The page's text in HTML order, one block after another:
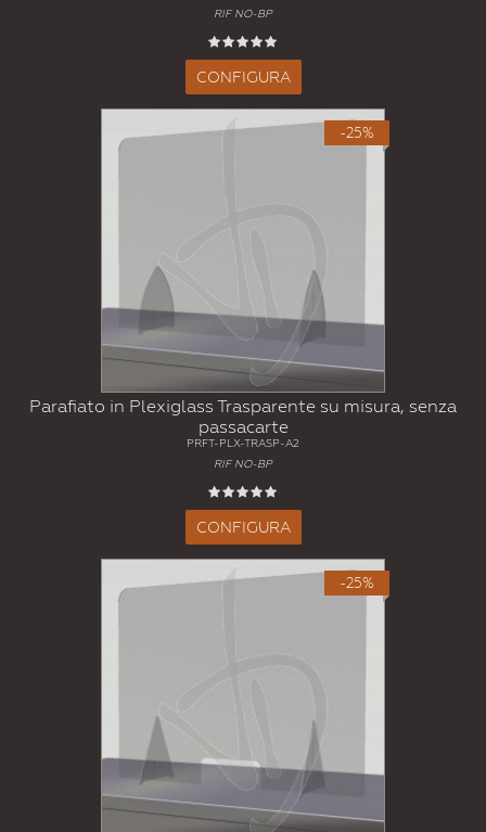
RIF NO-BP
CONFIGURA
-25%
Parafiato in Plexiglass Trasparente su misura, senza
passacarte
PRFT-PLX-TRASP-A2
RIF NO-BP
CONFIGURA
-25%